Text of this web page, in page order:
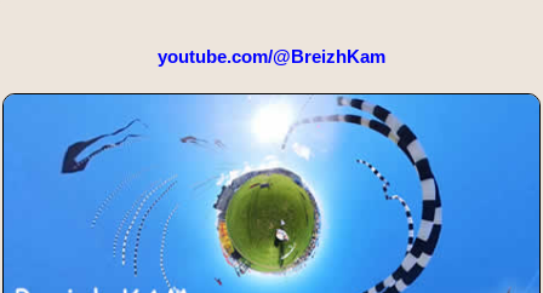
youtube.com/@BreizhKam